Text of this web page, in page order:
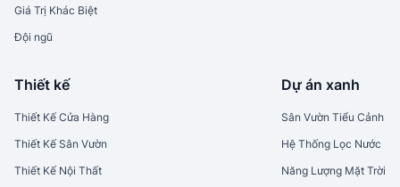
Giá Trị Khác Biệt
Đội ngũ
Thiết kế
Thiết Kế Cửa Hàng
Thiết Kế Sân Vườn
Thiết Kế Nội Thất
Dự án xanh
Sân Vườn Tiểu Cảnh
Hệ Thống Lọc Nước
Năng Lượng Mặt Trời